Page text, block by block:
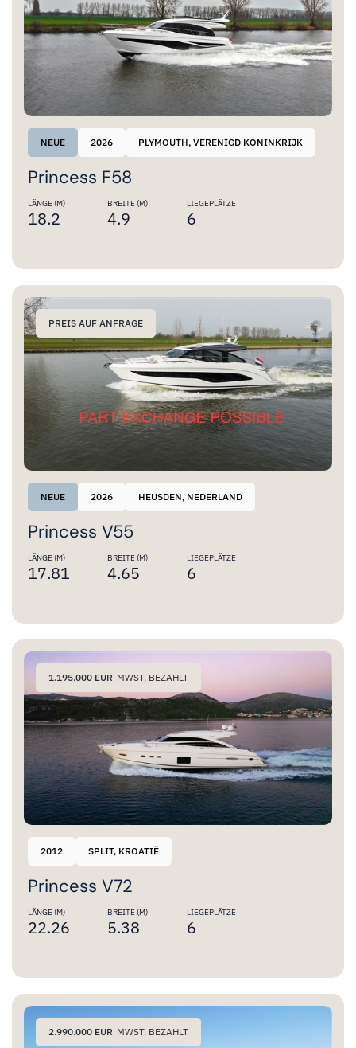
NEUE 2026 PLYMOUTH, VERENIGD KONINKRIJK
Princess F58
LÄNGE (M)
18.2
BREITE (M)
4.9
LIEGEPLÄTZE
6
PREIS AUF ANFRAGE
NEUE 2026 HEUSDEN, NEDERLAND
Princess V55
LÄNGE (M)
17.81
BREITE (M)
4.65
LIEGEPLÄTZE
6
1.195.000 EUR MWST. BEZAHLT
2012 SPLIT, KROATIË
Princess V72
LÄNGE (M)
22.26
BREITE (M)
5.38
LIEGEPLÄTZE
6
2.990.000 EUR MWST. BEZAHLT